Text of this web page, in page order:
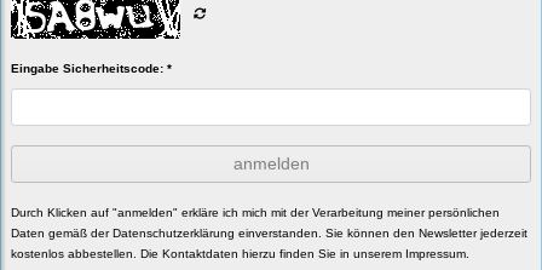
Eingabe Sicherheitscode: *
anmelden
Durch Klicken auf "anmelden" erkläre ich mich mit der Verarbeitung meiner persönlichen
Daten gemäß der Datenschutzerklärung einverstanden. Sie können den Newsletter jederzeit
kostenlos abbestellen. Die Kontaktdaten hierzu finden Sie in unserem Impressum.